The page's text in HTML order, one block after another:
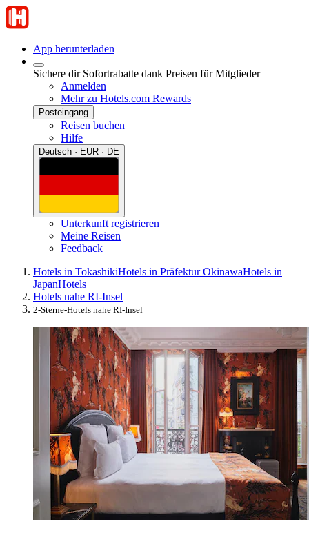
App herunterladen
Sichere dir Sofortrabatte dank Preisen für Mitglieder
Anmelden
Mehr zu Hotels.com Rewards
Posteingang
Reisen buchen
Hilfe
Deutsch · EUR · DE
Unterkunft registrieren
Meine Reisen
Feedback
Hotels in TokashikiHotels in Präfektur OkinawaHotels in
JapanHotels
Hotels nahe RI-Insel
2-Sterne-Hotels nahe RI-Insel